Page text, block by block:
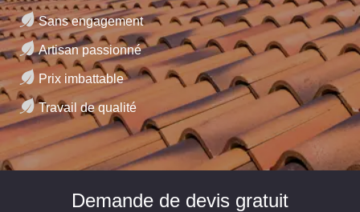
Sans engagement
Artisan passionné
Prix imbattable
Travail de qualité
Demande de devis gratuit